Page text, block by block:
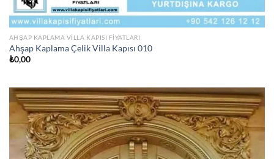
AHŞAP KAPLAMA VILLA KAPISI FIYATLARI
Ahşap Kaplama Çelik Villa Kapısı 010
₺0,00